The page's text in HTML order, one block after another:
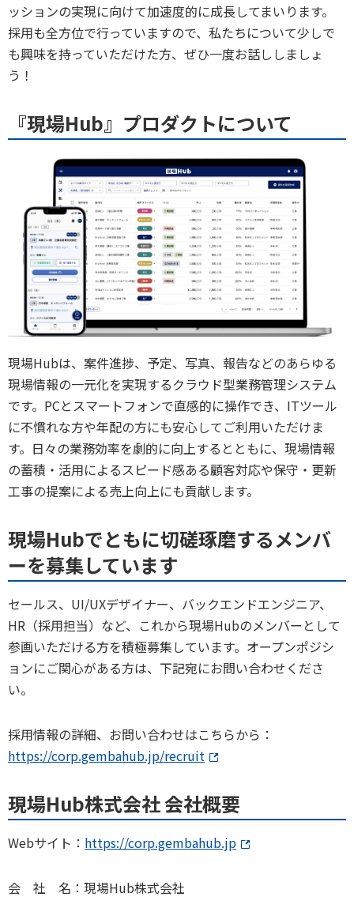
ッションの実現に向けて加速度的に成長してまいります。
採用も全方位で行っていますので、私たちについて少しで
も興味を持っていただけた方、ぜひ一度お話ししましょ
う！
『現場Hub』プロダクトについて
現場Hubは、案件進捗、予定、写真、報告などのあらゆる
現場情報の一元化を実現するクラウド型業務管理システム
です。PCとスマートフォンで直感的に操作でき、ITツール
に不慣れな方や年配の方にも安心してご利用いただけま
す。日々の業務効率を劇的に向上するとともに、現場情報
の蓄積・活用によるスピード感ある顧客対応や保守・更新
工事の提案による売上向上にも貢献します。
現場Hubでともに切磋琢磨するメンバ
ーを募集しています
セールス、UI/UXデザイナー、バックエンドエンジニア、
HR（採用担当）など、これから現場Hubのメンバーとして
参画いただける方を積極募集しています。オープンポジシ
ョンにご関心がある方は、下記宛にお問い合わせくださ
い。
採用情報の詳細、お問い合わせはこちらから：
https://corp.gembahub.jp/recruit
現場Hub株式会社 会社概要
Webサイト： https://corp.gembahub.jp
会 社 名：現場Hub株式会社